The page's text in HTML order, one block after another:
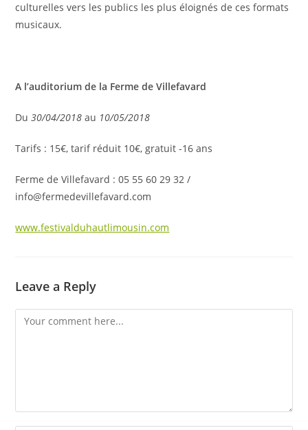
culturelles vers les publics les plus éloignés de ces formats
musicaux.
A l’auditorium de la Ferme de Villefavard
Du30/04/2018 au 10/05/2018
Tarifs : 15€, tarif réduit 10€, gratuit -16 ans
Ferme de Villefavard : 05 55 60 29 32 /
info@fermedevillefavard.com
www.festivalduhautlimousin.com
Leave a Reply
Comment